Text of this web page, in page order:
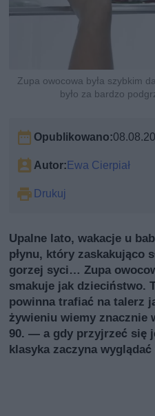
Zupa owocowa była szybkim
było za bardzo
Opublikowano:
Autor: Ewa Cierpiał
Drukuj
Upalne lato, wakacje u
płynu, który zaskakująco
gorzej syci… Zupa
smakuje jak dzieciństwo.
powinna trafiać na talerz
żywieniu wiemy znacznie
90. — a gdy przyjrzeć się
klasyka zaczyna